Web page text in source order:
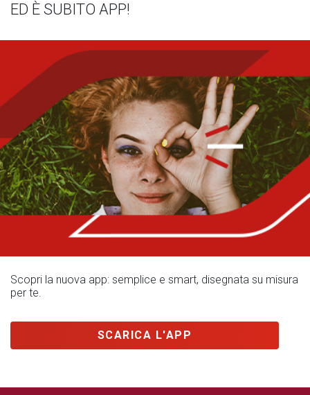
ED È SUBITO APP!
Scopri la nuova app: semplice e smart, disegnata su misura
per te.
SCARICA L'APP